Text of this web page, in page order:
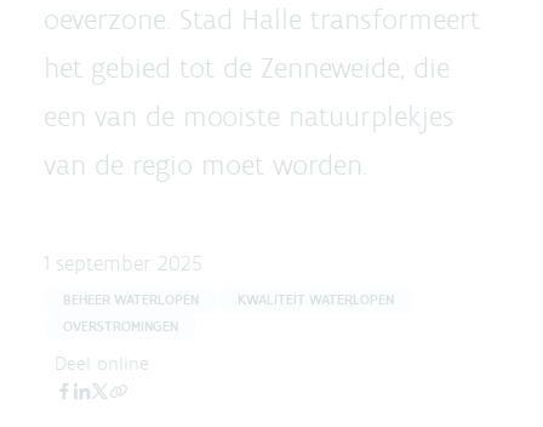
oeverzone. Stad Halle transformeert
het gebied tot de Zenneweide, die
een van de mooiste natuurplekjes
van de regio moet worden.
1 september 2025
BEHEER WATERLOPEN
KWALITEIT WATERLOPEN
OVERSTROMINGEN
Deel online